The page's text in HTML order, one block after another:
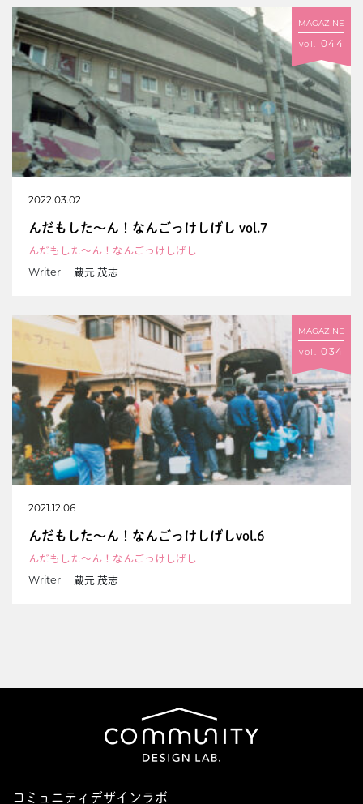
MAGAZINE
vol. 044
2022.03.02
んだもした～ん！なんごっけしげし vol.7
んだもした～ん！なんごっけしげし
Writer 蔵元 茂志
MAGAZINE
vol.034
2021.12.06
んだもした～ん！なんごっけしげしvol.6
んだもした～ん！なんごっけしげし
Writer 蔵元 茂志
コミュニティデザインラボ